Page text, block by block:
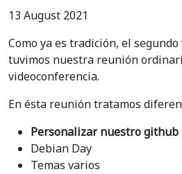
13 August 2021
Como ya es tradición, el
tuvimos nuestra reunión
videoconferencia.
En ésta reunión tratamos
Personalizar nuestro github
Debian Day
Temas varios